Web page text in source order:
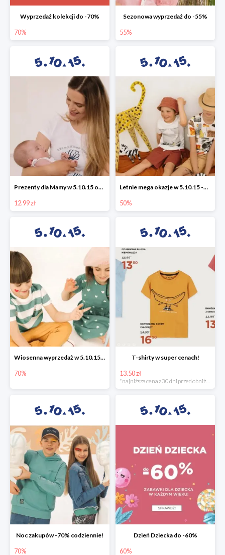
Wyprzedaż kolekcji do -70%
70%
Sezonowa wyprzedaż do -55%
55%
Prezenty dla Mamy w 5.10.15 od 12,99 zł
12.99 zł
Letnie mega okazje w 5.10.15 -50%
50%
Wiosenna wyprzedaż w 5.10.15 -70%
70%
T-shirty w super cenach!
13.50 zł
*najniższa cena z 30 dni przed obniżką
Noc zakupów -70% codziennie!
70%
Dzień Dziecka do -60%
60%